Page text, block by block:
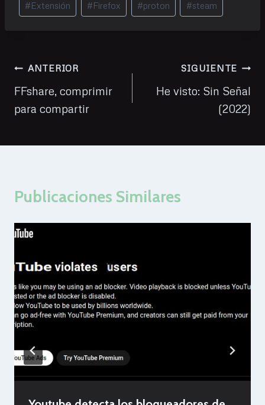
de
#Extensión #Firefox #proton #steam
Navegación
de
entradas
ANTERIOR
FFshare, comprimir
para compartir
SIGUIENTE
He visto: Sin Señal
(2022)
Publicaciones Similares